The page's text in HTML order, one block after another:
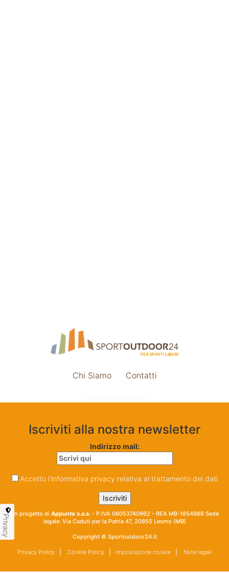
Chi Siamo Contatti
Iscriviti alla nostra newsletter
Indirizzo mail:
Accetto l'informativa privacy relativa al trattamento dei dati
Un progetto di Appunto s.a.s. - P.IVA 06053740962 - REA MB-1854968 Sede
legale: Via Caduti per la Patria 47, 20855 Lesmo (MB)
Copyright © Sportoutdoor24.it
Privacy Policy| Cookie Policy| Impostazione cookie| Note legali
Privacy